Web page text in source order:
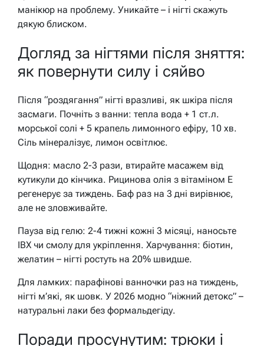
манікюр на проблему. Уникайте – і нігті скажуть
дякую блиском.
Догляд за нігтями після зняття:
як повернути силу і сяйво
Після “роздягання” нігті вразливі, як шкіра після
засмаги. Почніть з ванни: тепла вода + 1 ст.л.
морської солі + 5 крапель лимонного ефіру, 10 хв.
Сіль мінералізує, лимон освітлює.
Щодня: масло 2-3 рази, втирайте масажем від
кутикули до кінчика. Рицинова олія з вітаміном E
регенерує за тиждень. Баф раз на 3 дні вирівнює,
але не зловживайте.
Пауза від гелю: 2-4 тижні кожні 3 місяці, наносьте
IBX чи смолу для укріплення. Харчування: біотин,
желатин – нігті ростуть на 20% швидше.
Для ламких: парафінові ванночки раз на тиждень,
нігті м’які, як шовк. У 2026 модно “ніжний детокс” –
натуральні лаки без формальдегіду.
Поради просунутим: трюки і